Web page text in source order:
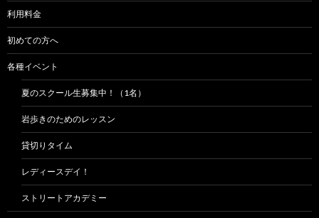
利用料金
初めての方へ
各種イベント
夏のスクール生募集中！（1名）
岩歩きのためのレッスン
貸切りタイム
レディースデイ！
ストリートアカデミー